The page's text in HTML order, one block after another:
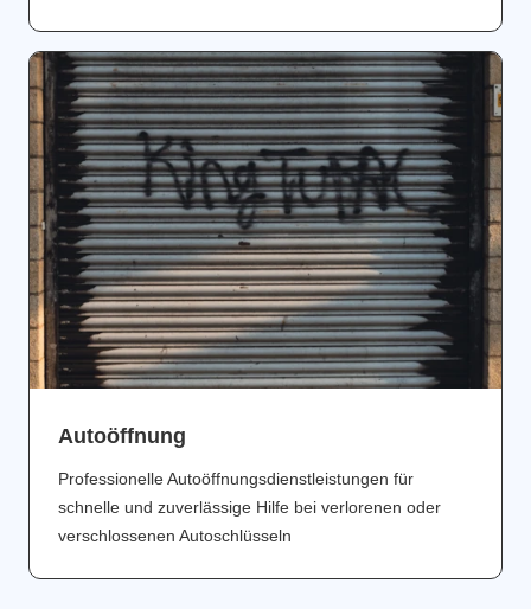
Аutoöffnung
Professionelle Autoöffnungsdienstleistungen für
schnelle und zuverlässige Hilfe bei verlorenen oder
verschlossenen Autoschlüsseln